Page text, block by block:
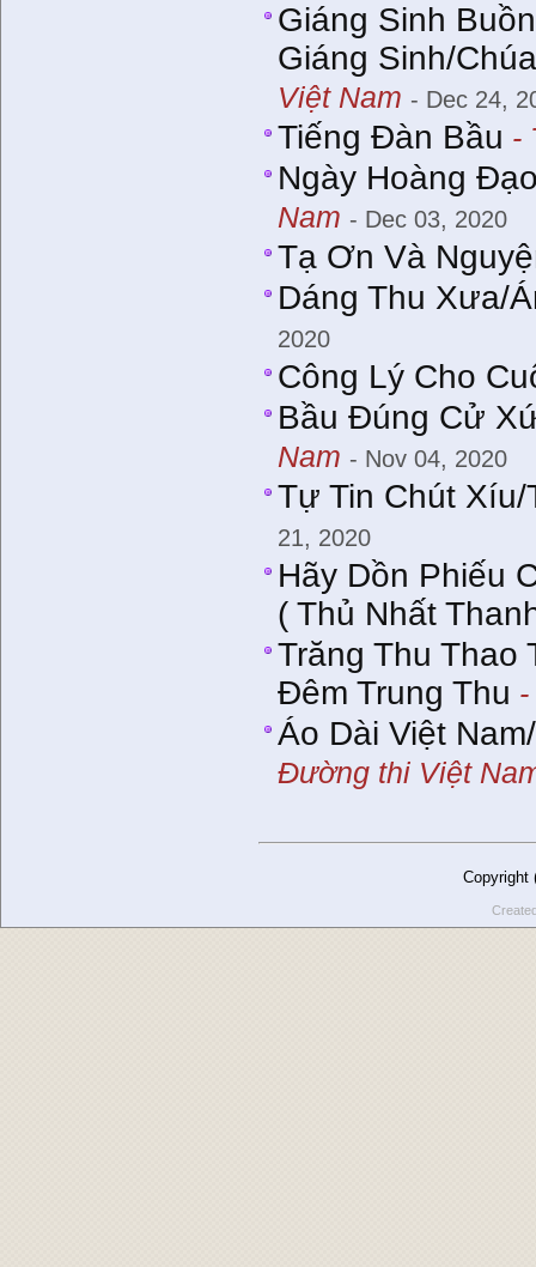
Giáng Sinh
Giáng Sinh/
Việt Nam - Dec 24,
Tiếng Đàn Bầu -
Ngày Hoàng
Nam - Dec 03, 2020
Tạ Ơn Và
Dáng Thu Xưa/
2020
Công Lý Cho
Bầu Đúng Cử
Nam - Nov 04, 2020
Tự Tin Chút
21, 2020
Hãy Dồn Phiếu
( Thủ Nhất
Trăng Thu Thao
Đêm Trung Thu
Áo Dài Việt
Đường thi Việt
Copyright